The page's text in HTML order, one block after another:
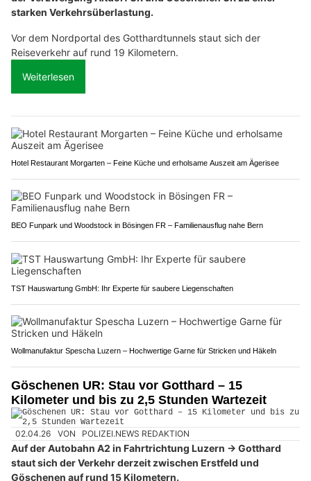
starken Verkehrsüberlastung.
Vor dem Nordportal des Gotthardtunnels staut sich der
Reiseverkehr auf rund 19 Kilometern.
Weiterlesen
Hotel Restaurant Morgarten – Feine Küche und erholsame Auszeit am Ägerisee
BEO Funpark und Woodstock in Bösingen FR – Familienausflug nahe Bern
TST Hauswartung GmbH: Ihr Experte für saubere Liegenschaften
Wollmanufaktur Spescha Luzern – Hochwertige Garne für Stricken und Häkeln
Göschenen UR: Stau vor Gotthard – 15
Kilometer und bis zu 2,5 Stunden Wartezeit
02.04.26 VON POLIZEI.NEWS REDAKTION
Auf der Autobahn A2 in Fahrtrichtung Luzern → Gotthard
staut sich der Verkehr derzeit zwischen Erstfeld und
Göschenen auf rund 15 Kilometern.